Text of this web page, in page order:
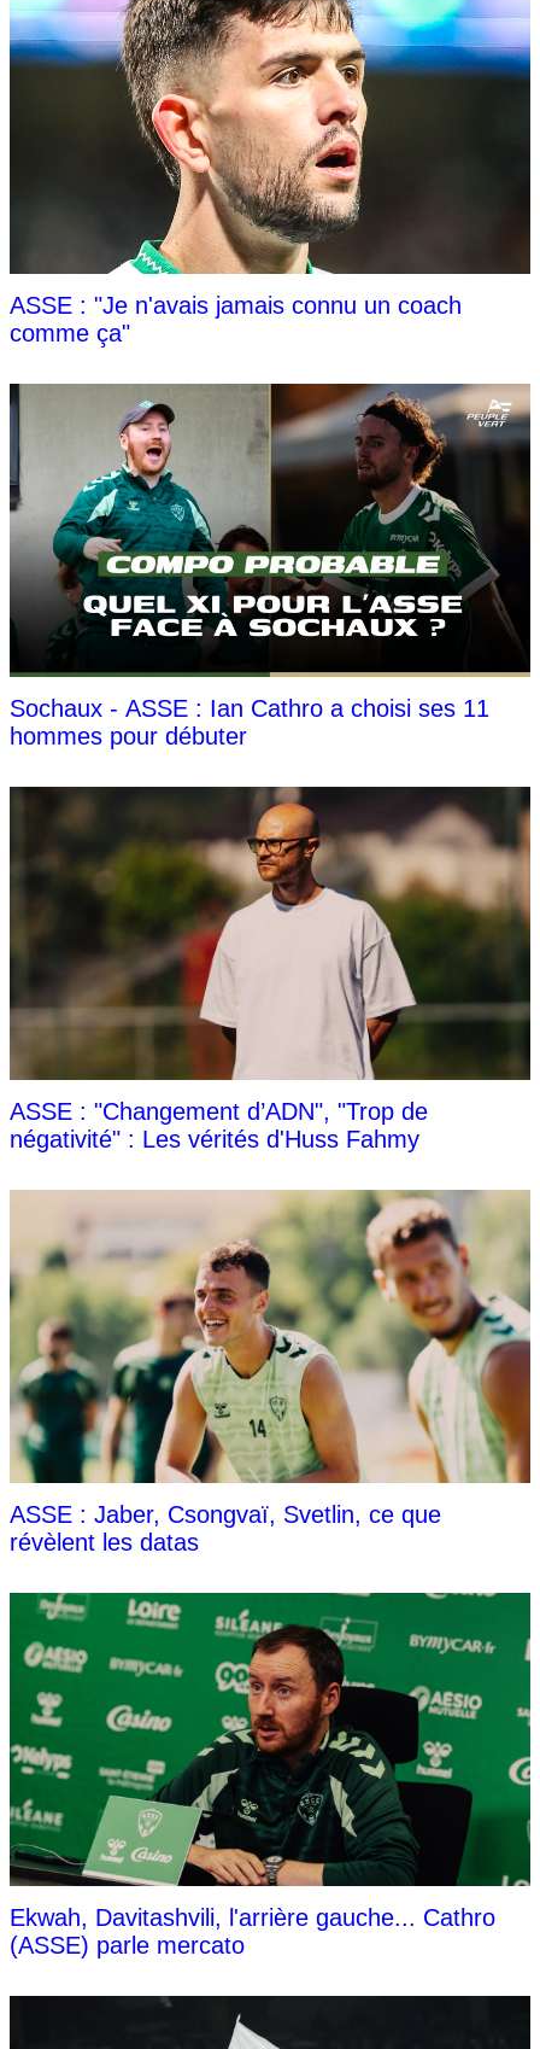
ASSE : "Je n'avais jamais connu un coach
comme ça"
Sochaux - ASSE : Ian Cathro a choisi ses 11
hommes pour débuter
ASSE : "Changement d’ADN", "Trop de
négativité" : Les vérités d'Huss Fahmy
ASSE : Jaber, Csongvaï, Svetlin, ce que
révèlent les datas
Ekwah, Davitashvili, l'arrière gauche... Cathro
(ASSE) parle mercato